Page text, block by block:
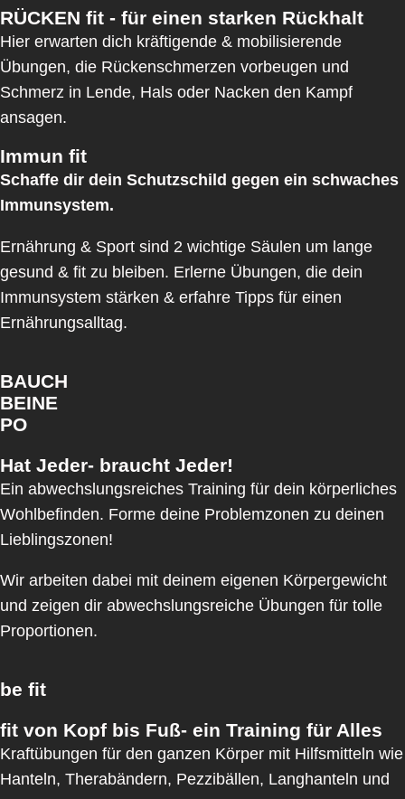
RÜCKEN fit - für einen starken Rückhalt
Hier erwarten dich kräftigende & mobilisierende
Übungen, die Rückenschmerzen vorbeugen und
Schmerz in Lende, Hals oder Nacken den Kampf
ansagen.
Immun fit
Schaffe dir dein Schutzschild gegen ein schwaches
Immunsystem.
Ernährung & Sport sind 2 wichtige Säulen um lange
gesund & fit zu bleiben. Erlerne Übungen, die dein
Immunsystem stärken & erfahre Tipps für einen
Ernährungsalltag.
BAUCH
BEINE
PO
Hat Jeder- braucht Jeder!
Ein abwechslungsreiches Training für dein körperliches
Wohlbefinden. Forme deine Problemzonen zu deinen
Lieblingszonen!
Wir arbeiten dabei mit deinem eigenen Körpergewicht
und zeigen dir abwechslungsreiche Übungen für tolle
Proportionen.
be fit
fit von Kopf bis Fuß- ein Training für Alles
Kraftübungen für den ganzen Körper mit Hilfsmitteln wie
Hanteln, Therabändern, Pezzibällen, Langhanteln und